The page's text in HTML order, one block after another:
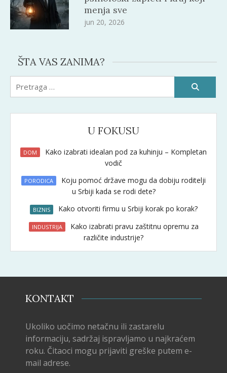
menja sve
jun 20, 2026
ŠTA VAS ZANIMA?
U FOKUSU
DOM
Kako izabrati idealan pod za kuhinju – Kompletan
vodič
PORODICA
Koju pomoć države mogu da dobiju roditelji
u Srbiji kada se rodi dete?
BIZNIS Kako otvoriti firmu u Srbiji korak po korak?
INDUSTRIJA
Kako izabrati pravu zaštitnu opremu za
različite industrije?
KONTAKT
Ukoliko uočimo netačnu ili zastarelu
informaciju, sadržaj ispravljamo u najkraćem
roku. Čitaoci mogu prijaviti greške putem e-
mail adrese.